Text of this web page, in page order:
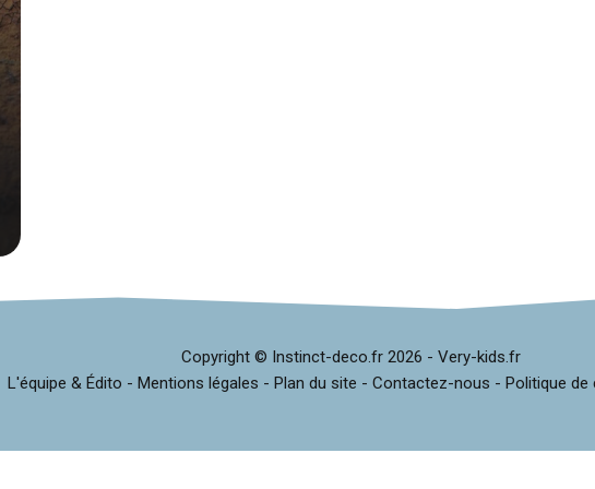
Copyright © Instinct-deco.fr 2026 - Very-kids.fr
L'équipe & Édito - Mentions légales - Plan du site - Contactez-nous - Politique de